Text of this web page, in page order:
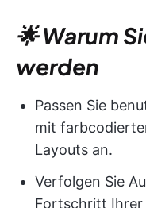
🌟 Warum
werden
Passen Sie
mit
Layouts an.
Verfolgen Sie
Fortschritt Ihrer